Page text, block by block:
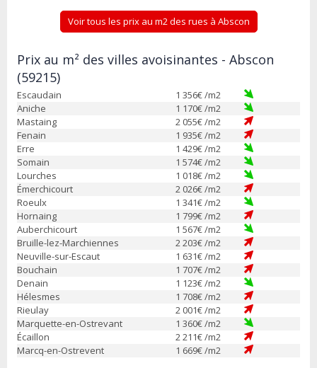
Voir tous les prix au m2 des rues à Abscon
Prix au m² des villes avoisinantes - Abscon
(59215)
Escaudain 1 356€ /m2
Aniche
1 170€ /m2
Mastaing
2 055€ /m2
Fenain
1 935€ /m2
Erre
1 429€ /m2
Somain
1 574€ /m2
Lourches
1 018€ /m2
Émerchicourt
2 026€ /m2
Roeulx
1 341€ /m2
Hornaing
1 799€ /m2
Auberchicourt
1 567€ /m2
Bruille-lez-Marchiennes
2 203€ /m2
Neuville-sur-Escaut
1 631€ /m2
Bouchain
1 707€ /m2
Denain
1 123€ /m2
Hélesmes
1 708€ /m2
Rieulay
2 001€ /m2
Marquette-en-Ostrevant
1 360€ /m2
Écaillon
2 211€ /m2
Marcq-en-Ostrevent
1 669€ /m2